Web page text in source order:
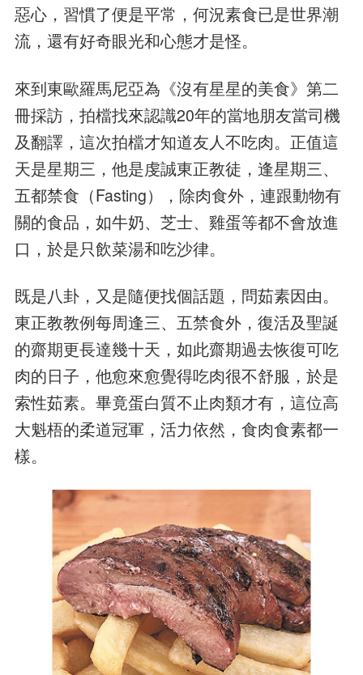
惡心，習慣了便是平常，何況素食已是世界潮
流，還有好奇眼光和心態才是怪。
來到東歐羅馬尼亞為《沒有星星的美食》第二
冊採訪，拍檔找來認識20年的當地朋友當司機
及翻譯，這次拍檔才知道友人不吃肉。正值這
天是星期三，他是虔誠東正教徒，逢星期三、
五都禁食（Fasting），除肉食外，連跟動物有
關的食品，如牛奶、芝士、雞蛋等都不會放進
口，於是只飲菜湯和吃沙律。
既是八卦，又是隨便找個話題，問茹素因由。
東正教教例每周逢三、五禁食外，復活及聖誕
的齋期更長達幾十天，如此齋期過去恢復可吃
肉的日子，他愈來愈覺得吃肉很不舒服，於是
索性茹素。畢竟蛋白質不止肉類才有，這位高
大魁梧的柔道冠軍，活力依然，食肉食素都一
樣。